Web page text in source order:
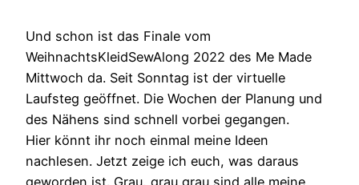
Und schon ist das Finale vom
WeihnachtsKleidSewAlong 2022 des Me Made
Mittwoch da. Seit Sonntag ist der virtuelle
Laufsteg geöffnet. Die Wochen der Planung und
des Nähens sind schnell vorbei gegangen.
Hier könnt ihr noch einmal meine Ideen
nachlesen. Jetzt zeige ich euch, was daraus